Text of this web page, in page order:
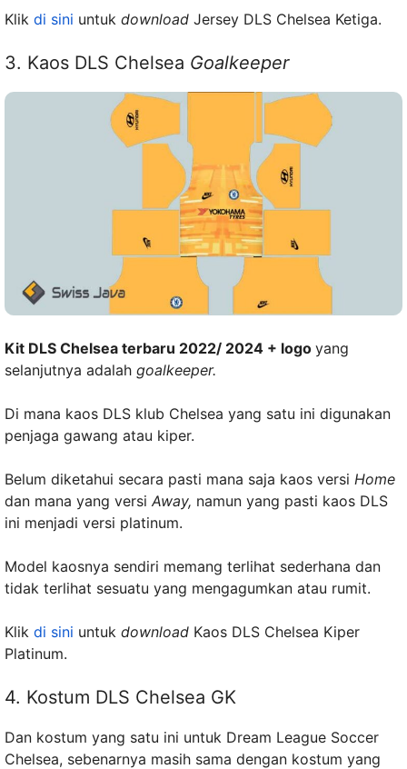
Klik di sini untuk download Jersey DLS Chelsea Ketiga.
3. Kaos DLS Chelsea Goalkeeper
Kit DLS Chelsea terbaru 2022/ 2024 + logo yang
selanjutnya adalah goalkeeper.
Di mana kaos DLS klub Chelsea yang satu ini digunakan
penjaga gawang atau kiper.
Belum diketahui secara pasti mana saja kaos versi Home
dan mana yang versi Away, namun yang pasti kaos DLS
ini menjadi versi platinum.
Model kaosnya sendiri memang terlihat sederhana dan
tidak terlihat sesuatu yang mengagumkan atau rumit.
Klik di sini untuk download Kaos DLS Chelsea Kiper
Platinum.
4. Kostum DLS Chelsea GK
Dan kostum yang satu ini untuk Dream League Soccer
Chelsea, sebenarnya masih sama dengan kostum yang